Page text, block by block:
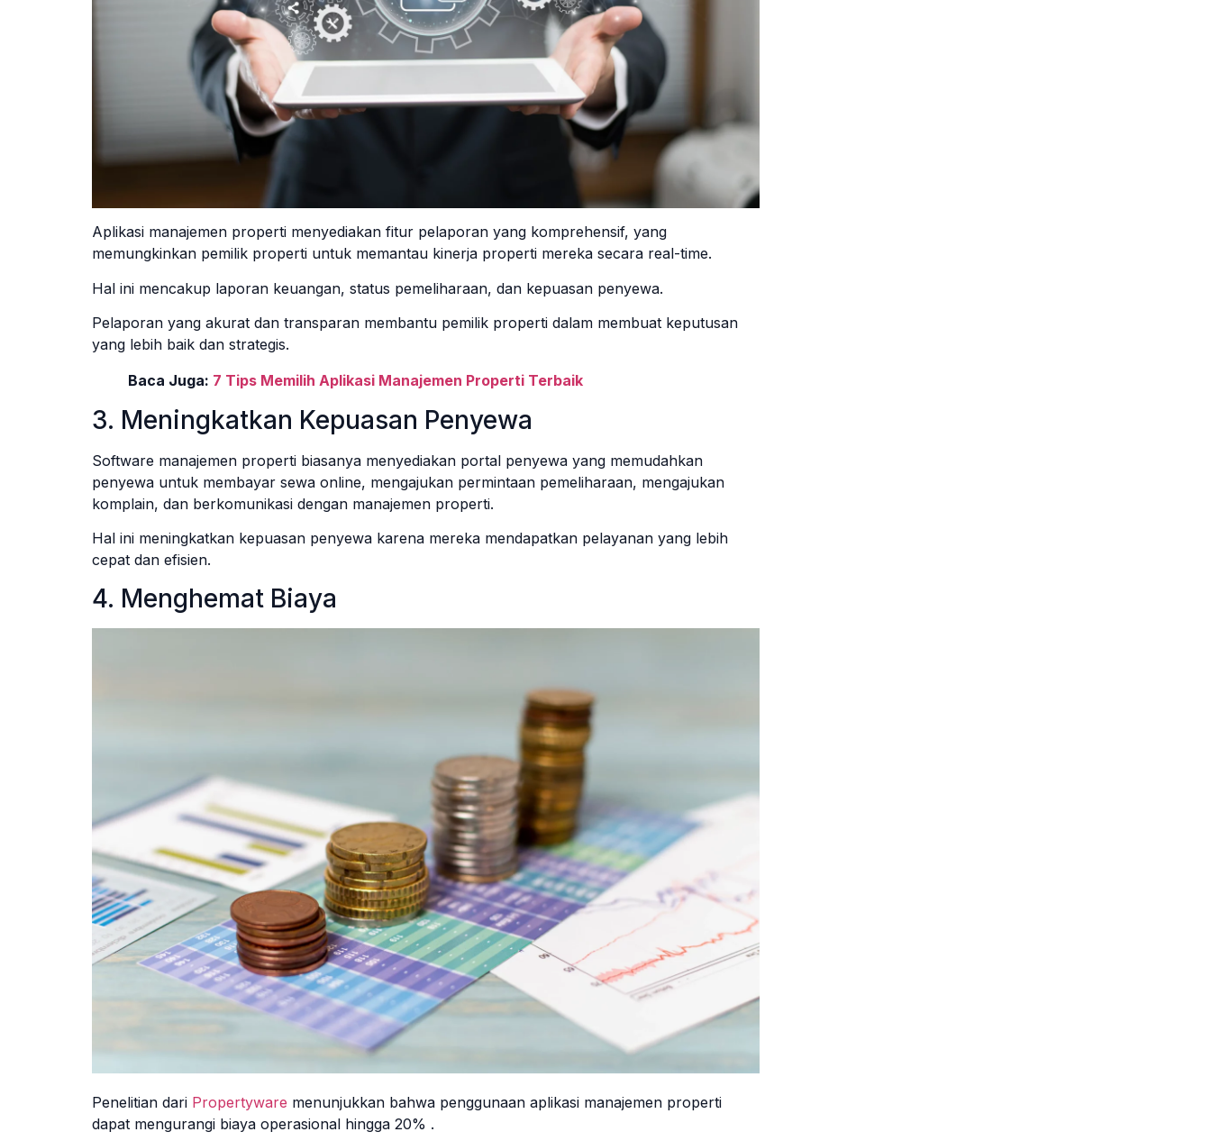
Aplikasi manajemen properti menyediakan fitur pelaporan yang komprehensif, yang
memungkinkan pemilik properti untuk memantau kinerja properti mereka secara real-time.
Hal ini mencakup laporan keuangan, status pemeliharaan, dan kepuasan penyewa.
Pelaporan yang akurat dan transparan membantu pemilik properti dalam membuat keputusan
yang lebih baik dan strategis.
Baca Juga: 7 Tips Memilih Aplikasi Manajemen Properti Terbaik
3. Meningkatkan Kepuasan Penyewa
Software manajemen properti biasanya menyediakan portal penyewa yang memudahkan
penyewa untuk membayar sewa online, mengajukan permintaan pemeliharaan, mengajukan
komplain, dan berkomunikasi dengan manajemen properti.
Hal ini meningkatkan kepuasan penyewa karena mereka mendapatkan pelayanan yang lebih
cepat dan efisien.
4. Menghemat Biaya
Penelitian dari Propertyware menunjukkan bahwa penggunaan aplikasi manajemen properti
dapat mengurangi biaya operasional hingga 20% .